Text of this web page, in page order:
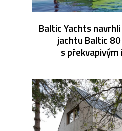
Baltic Yachts
jachtu Baltic
s